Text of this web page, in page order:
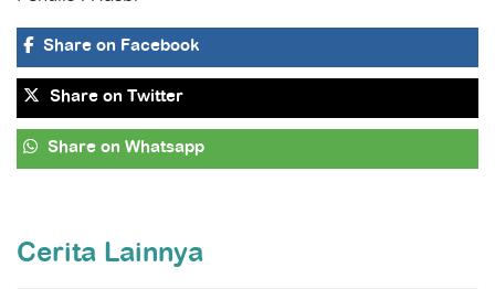
Share on Facebook
Share on Twitter
Share on Whatsapp
Cerita Lainnya